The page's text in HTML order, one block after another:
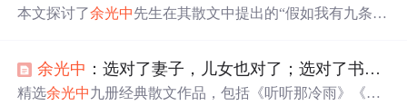
化的深刻洞察。
本文探讨了余光中先生在其散文中提出的“假如我有九条
章通过余光中的个人经历，反映了他对于生活、家庭、文
学创作及个人成长的深刻理解。
余光中 ：选对了妻子，儿女也对了；选对了书，人生也对了丨好书优选
精选余光中九册经典散文作品，包括《听听那冷雨》《逍